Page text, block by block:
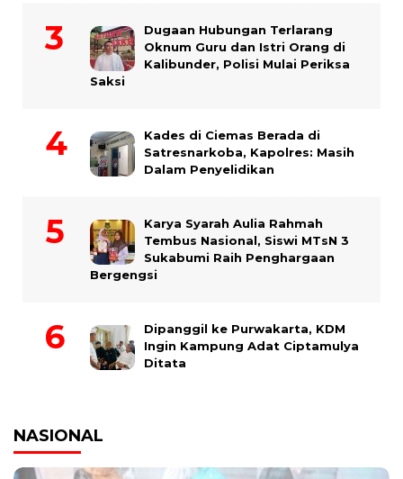
Dugaan Hubungan Terlarang
Oknum Guru dan Istri Orang di
Kalibunder, Polisi Mulai Periksa
Saksi
Kades di Ciemas Berada di
Satresnarkoba, Kapolres: Masih
Dalam Penyelidikan
Karya Syarah Aulia Rahmah
Tembus Nasional, Siswi MTsN 3
Sukabumi Raih Penghargaan
Bergengsi
Dipanggil ke Purwakarta, KDM
Ingin Kampung Adat Ciptamulya
Ditata
NASIONAL